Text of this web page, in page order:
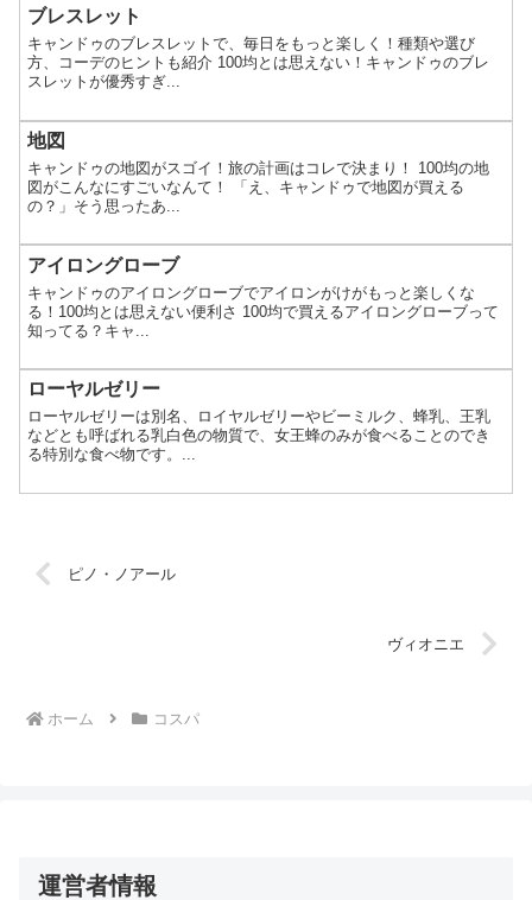
ブレスレット
キャンドゥのブレスレットで、毎日をもっと楽しく！種類や選び
方、コーデのヒントも紹介 100均とは思えない！キャンドゥのブレ
スレットが優秀すぎ...
地図
キャンドゥの地図がスゴイ！旅の計画はコレで決まり！ 100均の地
図がこんなにすごいなんて！ 「え、キャンドゥで地図が買える
の？」そう思ったあ...
アイロングローブ
キャンドゥのアイロングローブでアイロンがけがもっと楽しくな
る！100均とは思えない便利さ 100均で買えるアイロングローブって
知ってる？キャ...
ローヤルゼリー
ローヤルゼリーは別名、ロイヤルゼリーやビーミルク、蜂乳、王乳
などとも呼ばれる乳白色の物質で、女王蜂のみが食べることのでき
る特別な食べ物です。...
ピノ・ノアール
ヴィオニエ
ホーム コスパ
運営者情報